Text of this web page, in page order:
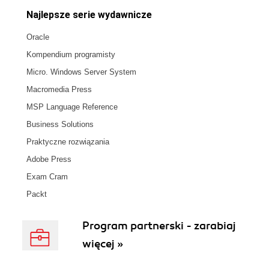
Najlepsze serie wydawnicze
Oracle
Kompendium programisty
Micro. Windows Server System
Macromedia Press
MSP Language Reference
Business Solutions
Praktyczne rozwiązania
Adobe Press
Exam Cram
Packt
Program partnerski - zarabiaj
więcej »